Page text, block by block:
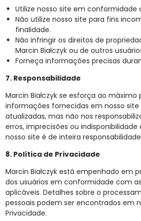
Utilize nosso site em conformidade
Não utilize nosso site para fins
finalidade.
Não infringir os direitos de
Marcin Białczyk ou de outros
Forneça informações precisas
7. Responsabilidade
Marcin Białczyk se esforça ao
informações fornecidas em nosso site
atualizadas, mas não nos
erros, imprecisões ou indisponibilidade
nosso site é de inteira
8. Política de Privacidade
Marcin Białczyk está empenhado em
dos usuários em conformidade com
aplicáveis. Detalhes sobre o
pessoais podem ser encontrados em
Privacidade.